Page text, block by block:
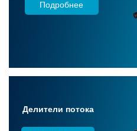
Подробнее
Делители потока